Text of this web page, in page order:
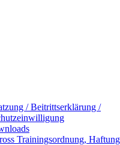
/ Beitrittserklärung /
Trainingsordnung,